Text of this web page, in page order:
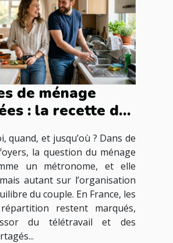
de ménage
: la recette du
quand, et jusqu’où ? Dans de
la question du ménage
un métronome, et elle
autant sur l’organisation
du couple. En France, les
restent marqués,
du télétravail et des